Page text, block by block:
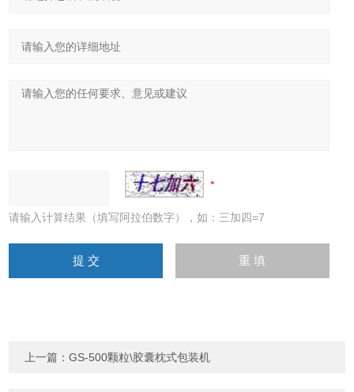
请输入计算结果（填写阿拉伯数字），如：三加四=7
上一篇：GS-500颗粒\胶囊枕式包装机